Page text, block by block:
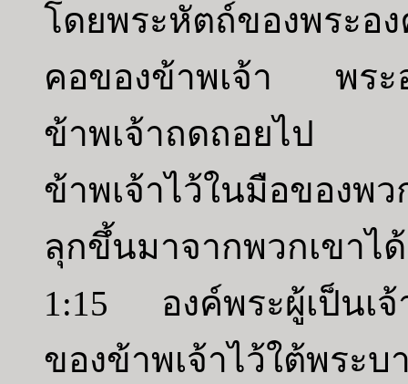
โดยพระหัตถ์ของพระ
คอของข้าพเจ้า พระอ
ข้าพเจ้าถดถอยไป อ
ข้าพเจ้าไว้ในมือของพ
ลุกขึ้นมาจากพวกเขาได้
1:15 องค์พระผู้เป็นเจ้
ของข้าพเจ้าไว้ใต้พระ